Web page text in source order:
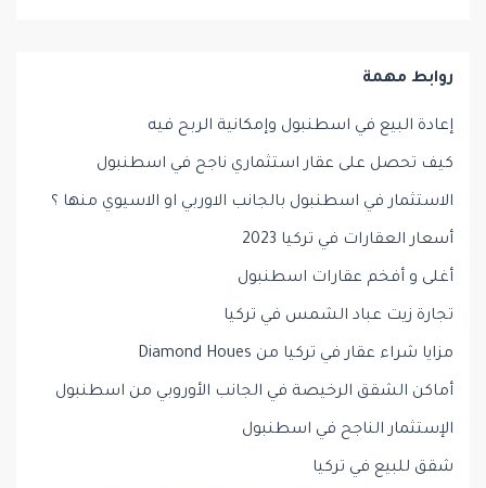
روابط مهمة
إعادة البيع في اسطنبول وإمكانية الربح فيه
كيف تحصل على عقار استثماري ناجح في اسطنبول
الاستثمار في اسطنبول بالجانب الاوربي او الاسيوي منها ؟
أسعار العقارات في تركيا 2023
أغلى و أفخم عقارات اسطنبول
تجارة زيت عباد الشمس في تركيا
مزايا شراء عقار في تركيا من Diamond Houes
أماكن الشقق الرخيصة في الجانب الأوروبي من اسطنبول
الإستثمار الناجح في اسطنبول
شقق للبيع في تركيا